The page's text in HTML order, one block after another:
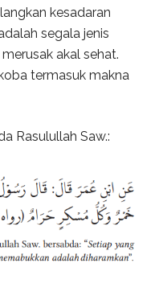
kesadaran
segala jenis
akal sehat.
termasuk makna
Rasulullah Saw.: